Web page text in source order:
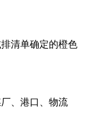
清单确定的橙色
、港口、物流